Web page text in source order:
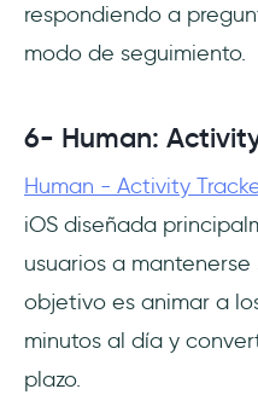
respondiendo a
modo de seguimiento.
6- Human:
Human - Activity
iOS diseñada
usuarios a mantenerse
objetivo es animar a
minutos al día y
plazo.